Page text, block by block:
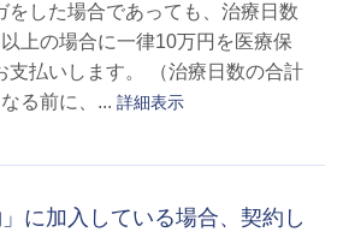
をした場合であっても、治療日数
上の場合に一律10万円を医療保
支払いします。 （治療日数の合計
る前に、... 詳細表示
」に加入している場合、契約し